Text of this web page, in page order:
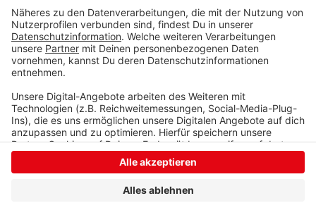
Anzeige
Anzeige